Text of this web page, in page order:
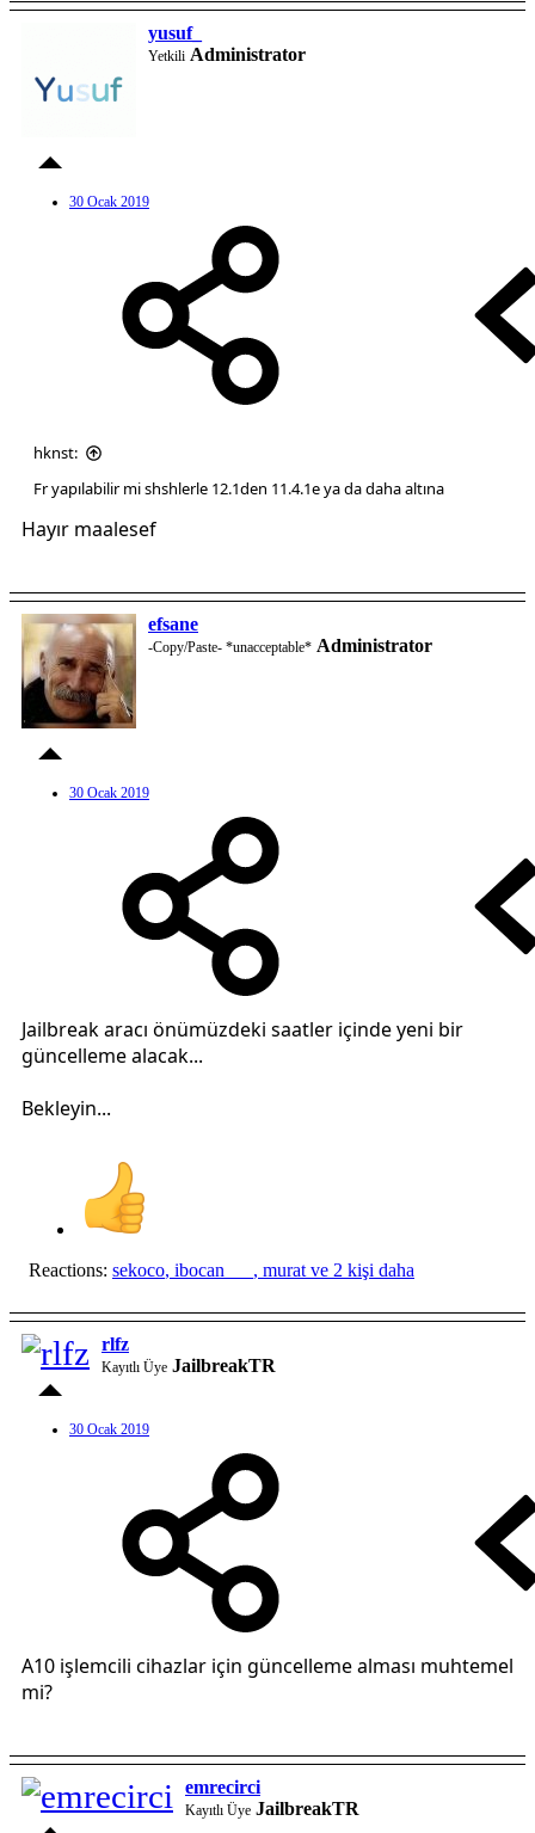
yusuf_
Yetkili Administrator
30 Ocak 2019
hknst:
Fr yapılabilir mi shshlerle 12.1den 11.4.1e ya da daha altına
Hayır maalesef
efsane
-Copy/Paste- *unacceptable* Administrator
30 Ocak 2019
Jailbreak aracı önümüzdeki saatler içinde yeni bir
güncelleme alacak...
Bekleyin...
Reactions: sekoco, ibocan___ , murat ve 2 kişi daha
rlfz
Kayıtlı Üye JailbreakTR
30 Ocak 2019
A10 işlemcili cihazlar için güncelleme alması muhtemel
mi?
emrecirci
Kayıtlı Üye JailbreakTR